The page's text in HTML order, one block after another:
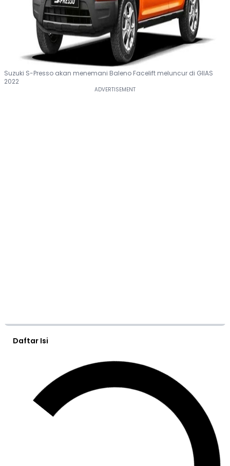
Suzuki S-Presso akan menemani Baleno Facelift meluncur di GIIAS
2022
Daftar Isi